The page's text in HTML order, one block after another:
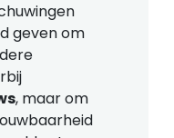
geven om
, maar om